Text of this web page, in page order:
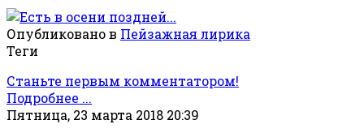
Опубликовано в Пейзажная лирика
Теги
Станьте первым комментатором!
Подробнее ...
Пятница, 23 марта 2018 20:39